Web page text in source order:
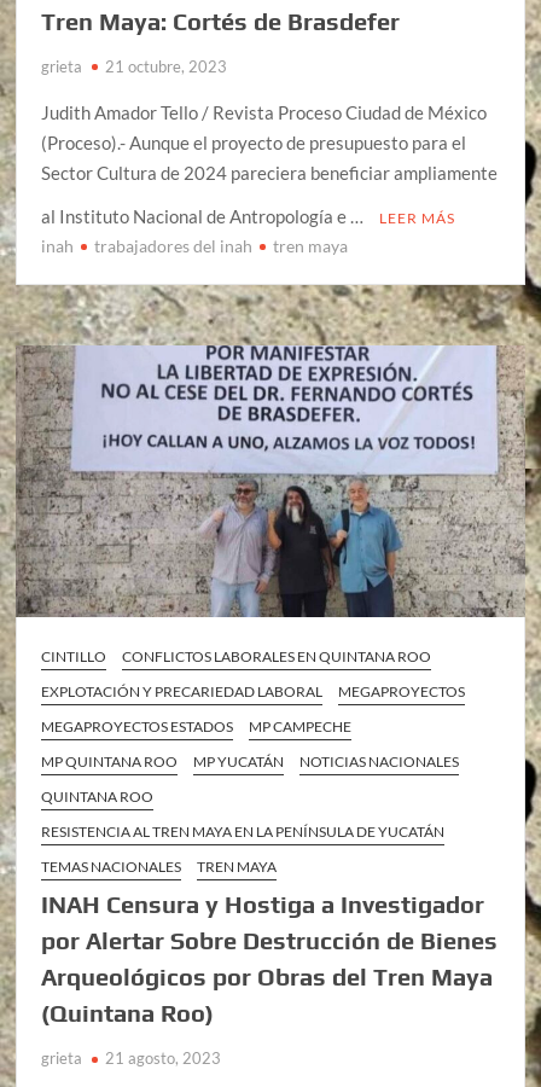
Tren Maya: Cortés de Brasdefer
grieta 21 octubre, 2023
Judith Amador Tello / Revista Proceso Ciudad de México
(Proceso).- Aunque el proyecto de presupuesto para el
Sector Cultura de 2024 pareciera beneficiar ampliamente
al Instituto Nacional de Antropología e …
LEER MÁS
inah trabajadores del inah tren maya
CINTILLO
CONFLICTOS LABORALES EN QUINTANA ROO
EXPLOTACIÓN Y PRECARIEDAD LABORAL
MEGAPROYECTOS
MEGAPROYECTOS ESTADOS
MP CAMPECHE
MP QUINTANA ROO
MP YUCATÁN
NOTICIAS NACIONALES
QUINTANA ROO
RESISTENCIA AL TREN MAYA EN LA PENÍNSULA DE YUCATÁN
TEMAS NACIONALES
TREN MAYA
INAH Censura y Hostiga a Investigador
por Alertar Sobre Destrucción de Bienes
Arqueológicos por Obras del Tren Maya
(Quintana Roo)
grieta 21 agosto, 2023